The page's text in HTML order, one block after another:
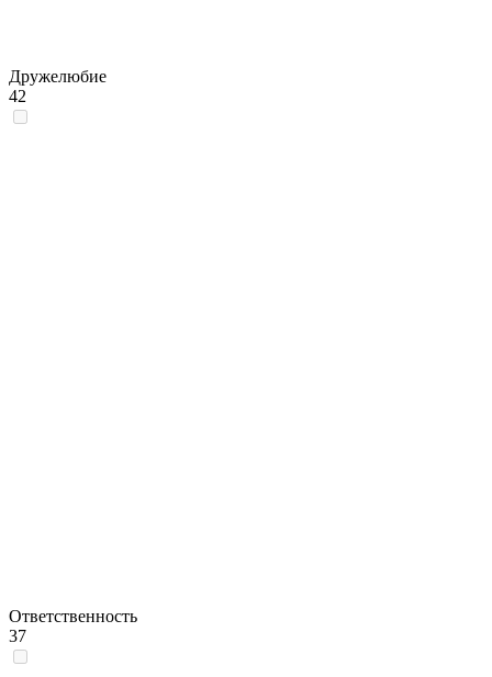
Дружелюбие
42
Ответственность
37